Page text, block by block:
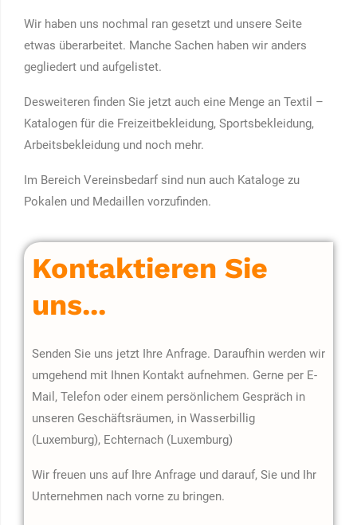
Wir haben uns nochmal ran gesetzt und unsere Seite
etwas überarbeitet. Manche Sachen haben wir anders
gegliedert und aufgelistet.
Desweiteren finden Sie jetzt auch eine Menge an Textil –
Katalogen für die Freizeitbekleidung, Sportsbekleidung,
Arbeitsbekleidung und noch mehr.
Im Bereich Vereinsbedarf sind nun auch Kataloge zu
Pokalen und Medaillen vorzufinden.
Kontaktieren Sie
uns...
Senden Sie uns jetzt Ihre Anfrage. Daraufhin werden wir
umgehend mit Ihnen Kontakt aufnehmen. Gerne per E-
Mail, Telefon oder einem persönlichem Gespräch in
unseren Geschäftsräumen, in Wasserbillig
(Luxemburg), Echternach (Luxemburg)
Wir freuen uns auf Ihre Anfrage und darauf, Sie und Ihr
Unternehmen nach vorne zu bringen.